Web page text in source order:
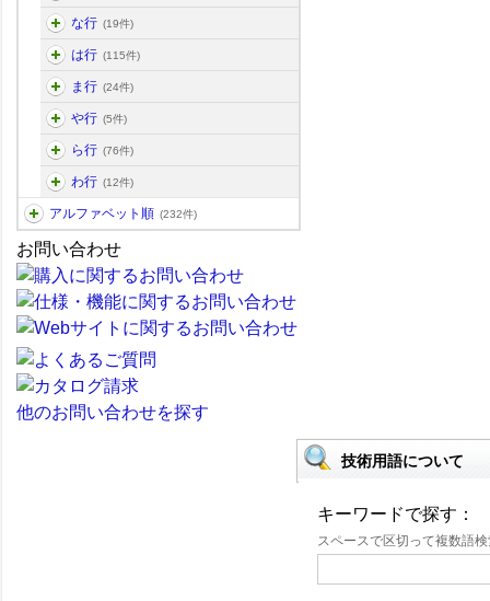
な行 (19件)
は行 (115件)
ま行 (24件)
や行 (5件)
ら行 (76件)
わ行 (12件)
アルファベット順 (232件)
お問い合わせ
他のお問い合わせを探す
技術用語について
キーワードで探す：
スペースで区切って複数語